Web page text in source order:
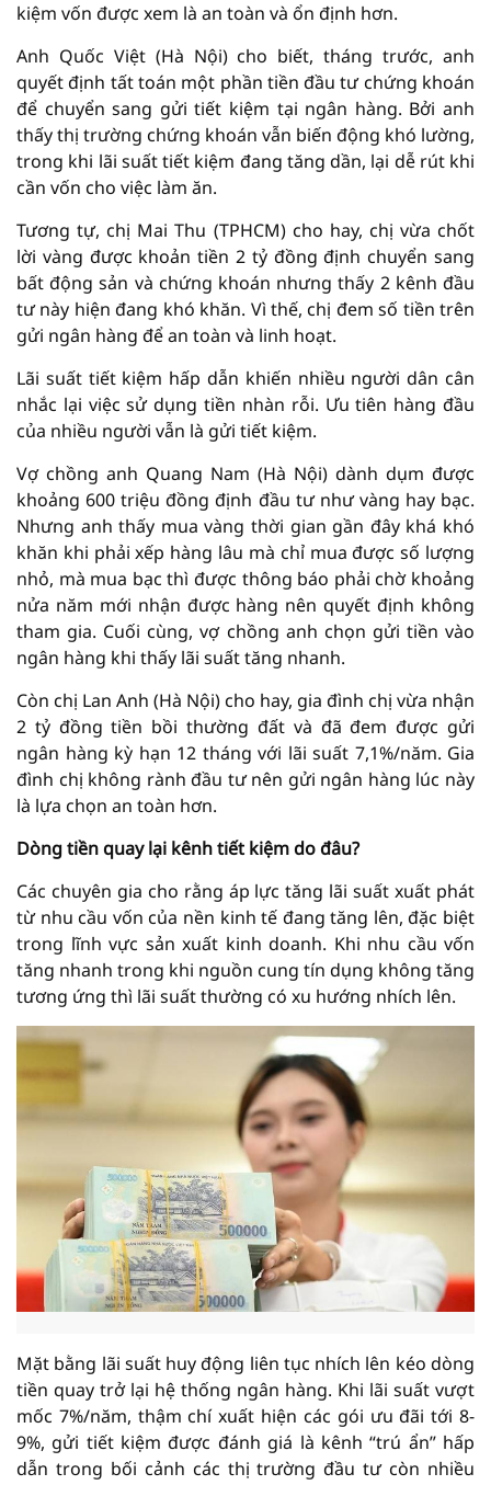
kiệm vốn được xem là an toàn và ổn định hơn.
Anh Quốc Việt (Hà Nội) cho biết, tháng trước, anh
quyết định tất toán một phần tiền đầu tư chứng khoán
để chuyển sang gửi tiết kiệm tại ngân hàng. Bởi anh
thấy thị trường chứng khoán vẫn biến động khó lường,
trong khi lãi suất tiết kiệm đang tăng dần, lại dễ rút khi
cần vốn cho việc làm ăn.
Tương tự, chị Mai Thu (TPHCM) cho hay, chị vừa chốt
lời vàng được khoản tiền 2 tỷ đồng định chuyển sang
bất động sản và chứng khoán nhưng thấy 2 kênh đầu
tư này hiện đang khó khăn. Vì thế, chị đem số tiền trên
gửi ngân hàng để an toàn và linh hoạt.
Lãi suất tiết kiệm hấp dẫn khiến nhiều người dân cân
nhắc lại việc sử dụng tiền nhàn rỗi. Ưu tiên hàng đầu
của nhiều người vẫn là gửi tiết kiệm.
Vợ chồng anh Quang Nam (Hà Nội) dành dụm được
khoảng 600 triệu đồng định đầu tư như vàng hay bạc.
Nhưng anh thấy mua vàng thời gian gần đây khá khó
khăn khi phải xếp hàng lâu mà chỉ mua được số lượng
nhỏ, mà mua bạc thì được thông báo phải chờ khoảng
nửa năm mới nhận được hàng nên quyết định không
tham gia. Cuối cùng, vợ chồng anh chọn gửi tiền vào
ngân hàng khi thấy lãi suất tăng nhanh.
Còn chị Lan Anh (Hà Nội) cho hay, gia đình chị vừa nhận
2 tỷ đồng tiền bồi thường đất và đã đem được gửi
ngân hàng kỳ hạn 12 tháng với lãi suất 7,1%/năm. Gia
đình chị không rành đầu tư nên gửi ngân hàng lúc này
là lựa chọn an toàn hơn.
Dòng tiền quay lại kênh tiết kiệm do đâu?
Các chuyên gia cho rằng áp lực tăng lãi suất xuất phát
từ nhu cầu vốn của nền kinh tế đang tăng lên, đặc biệt
trong lĩnh vực sản xuất kinh doanh. Khi nhu cầu vốn
tăng nhanh trong khi nguồn cung tín dụng không tăng
tương ứng thì lãi suất thường có xu hướng nhích lên.
Mặt bằng lãi suất huy động liên tục nhích lên kéo dòng
tiền quay trở lại hệ thống ngân hàng. Khi lãi suất vượt
mốc 7%/năm, thậm chí xuất hiện các gói ưu đãi tới 8-
9%, gửi tiết kiệm được đánh giá là kênh “trú ẩn” hấp
dẫn trong bối cảnh các thị trường đầu tư còn nhiều